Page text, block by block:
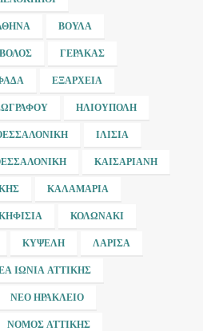
ΒΟΎΛΑ
ΒΌΛΟΣ ΓΈΡΑΚΑΣ
ΕΞΆΡΧΕΙΑ
ΗΛΙΟΎΠΟΛΗ
ΙΛΊΣΙΑ
ΚΑΙΣΑΡΙΑΝΉ
ΚΑΛΑΜΑΡΙΆ
ΚΟΛΩΝΆΚΙ
ΚΥΨΈΛΗ ΛΆΡΙΣΑ
ΙΩΝΊΑ ΑΤΤΙΚΉΣ
ΝΈΟ ΗΡΆΚΛΕΙΟ
ΝΟΜΌΣ ΑΤΤΙΚΉΣ